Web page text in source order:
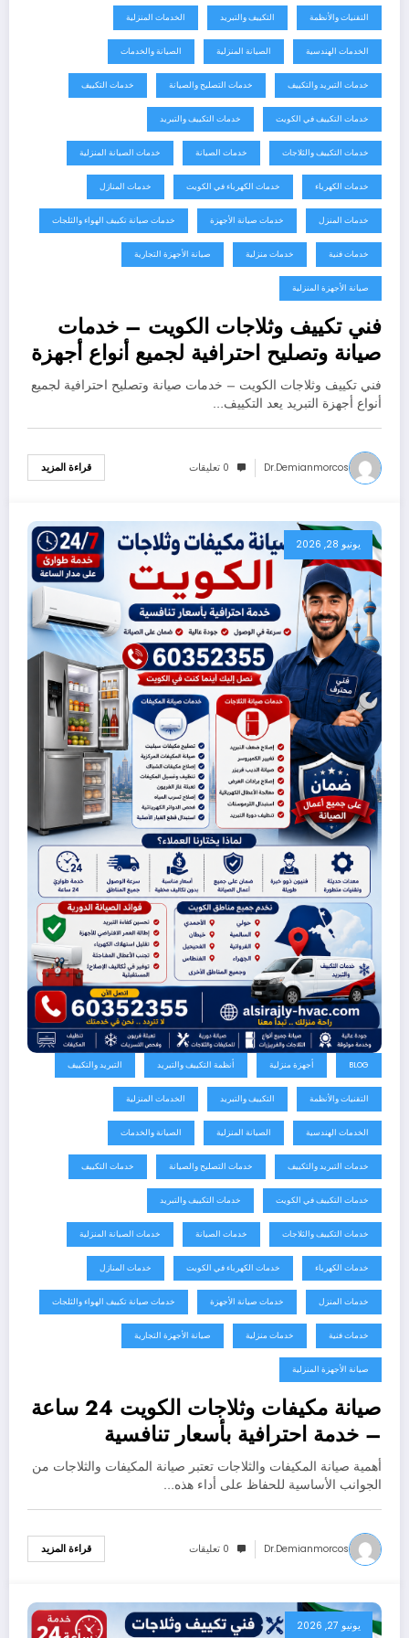
التقنيات والأنظمة التكييف والتبريد الخدمات المنزلية
الخدمات الهندسية الصيانة المنزلية الصيانة والخدمات
خدمات التبريد والتكييف خدمات التصليح والصيانة خدمات التكييف
خدمات التكييف في الكويت خدمات التكييف والتبريد
خدمات التكييف والثلاجات خدمات الصيانة خدمات الصيانة المنزلية
خدمات الكهرباء خدمات الكهرباء في الكويت خدمات المنازل
خدمات المنزل خدمات صيانة الأجهزة خدمات صيانة تكييف الهواء والثلجات
خدمات فنية خدمات منزلية صيانة الأجهزة التجارية
صيانة الأجهزة المنزلية
فني تكييف وثلاجات الكويت – خدمات
صيانة وتصليح احترافية لجميع أنواع أجهزة
التبريد
فني تكييف وثلاجات الكويت – خدمات صيانة وتصليح احترافية لجميع
أنواع أجهزة التبريد يعد التكييف…
Dr.demianmorcos 0 تعليقات قراءة المزيد
يونيو 28, 2026
BLOG أجهزة منزلية أنظمة التكييف والتبريد التبريد والتكييف
التقنيات والأنظمة التكييف والتبريد الخدمات المنزلية
الخدمات الهندسية الصيانة المنزلية الصيانة والخدمات
خدمات التبريد والتكييف خدمات التصليح والصيانة خدمات التكييف
خدمات التكييف في الكويت خدمات التكييف والتبريد
خدمات التكييف والثلاجات خدمات الصيانة خدمات الصيانة المنزلية
خدمات الكهرباء خدمات الكهرباء في الكويت خدمات المنازل
خدمات المنزل خدمات صيانة الأجهزة خدمات صيانة تكييف الهواء والثلجات
خدمات فنية خدمات منزلية صيانة الأجهزة التجارية
صيانة الأجهزة المنزلية
صيانة مكيفات وثلاجات الكويت 24 ساعة
– خدمة احترافية بأسعار تنافسية
60352355
أهمية صيانة المكيفات والثلاجات تعتبر صيانة المكيفات والثلاجات من
الجوانب الأساسية للحفاظ على أداء هذه…
Dr.demianmorcos 0 تعليقات قراءة المزيد
يونيو 27, 2026